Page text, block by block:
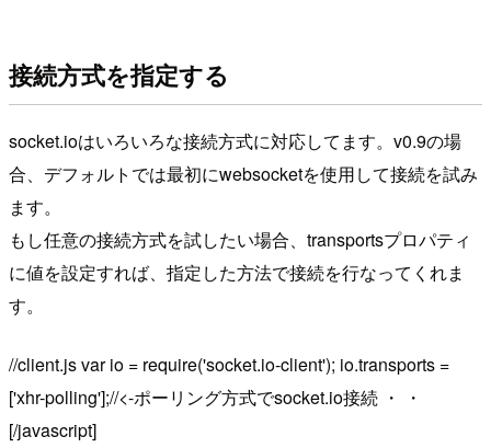
接続方式を指定する
socket.ioはいろいろな接続方式に対応してます。v0.9の場
合、デフォルトでは最初にwebsocketを使用して接続を試み
ます。
もし任意の接続方式を試したい場合、transportsプロパティ
に値を設定すれば、指定した方法で接続を行なってくれま
す。
//client.js var io = require('socket.io-client'); io.transports =
['xhr-polling'];//<-ポーリング方式でsocket.io接続 ・ ・
[/javascript]